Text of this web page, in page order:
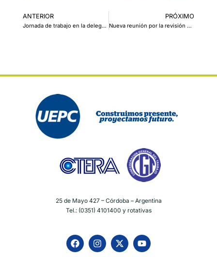
ANTERIOR
Jornada de trabajo en la delegación Minas
PRÓXIMO
Nueva reunión por la revisión del acta acuerdo
25 de Mayo 427 – Córdoba – Argentina
Tel.: (0351) 4101400 y rotativas